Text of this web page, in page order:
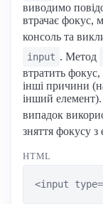
виводимо
втрачає фокус,
консоль та
input . Метод
втратить фокус,
інші причини
інший
випадок
зняття фокусу з
HTML
<input